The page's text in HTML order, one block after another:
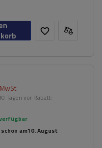
Tagen vor Rabatt:
am10. August